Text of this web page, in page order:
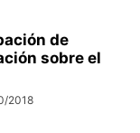
de
sobre el
2018